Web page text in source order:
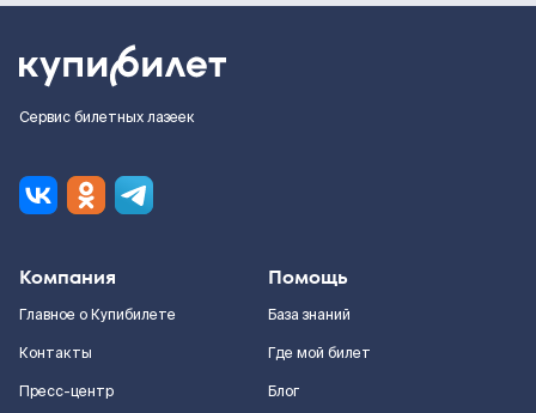
Сервис билетных лазеек
Компания
Главное о Купибилете
Контакты
Пресс-центр
Помощь
База знаний
Где мой билет
Блог